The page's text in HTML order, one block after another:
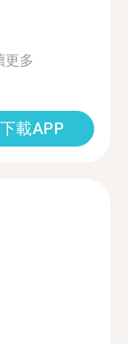
更多
下載APP